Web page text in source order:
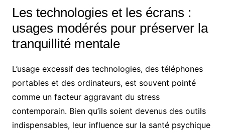
Les technologies et les écrans :
usages modérés pour préserver la
tranquillité mentale
L’usage excessif des technologies, des téléphones
portables et des ordinateurs, est souvent pointé
comme un facteur aggravant du stress
contemporain. Bien qu’ils soient devenus des outils
indispensables, leur influence sur la santé psychique